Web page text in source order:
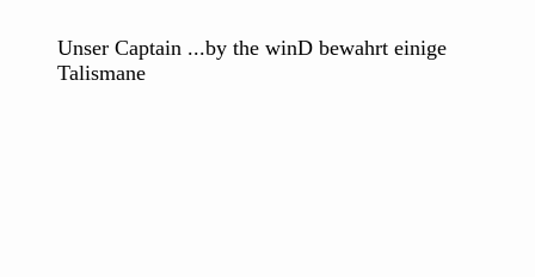
Unser Captain ...by the winD bewahrt einige
Talismane